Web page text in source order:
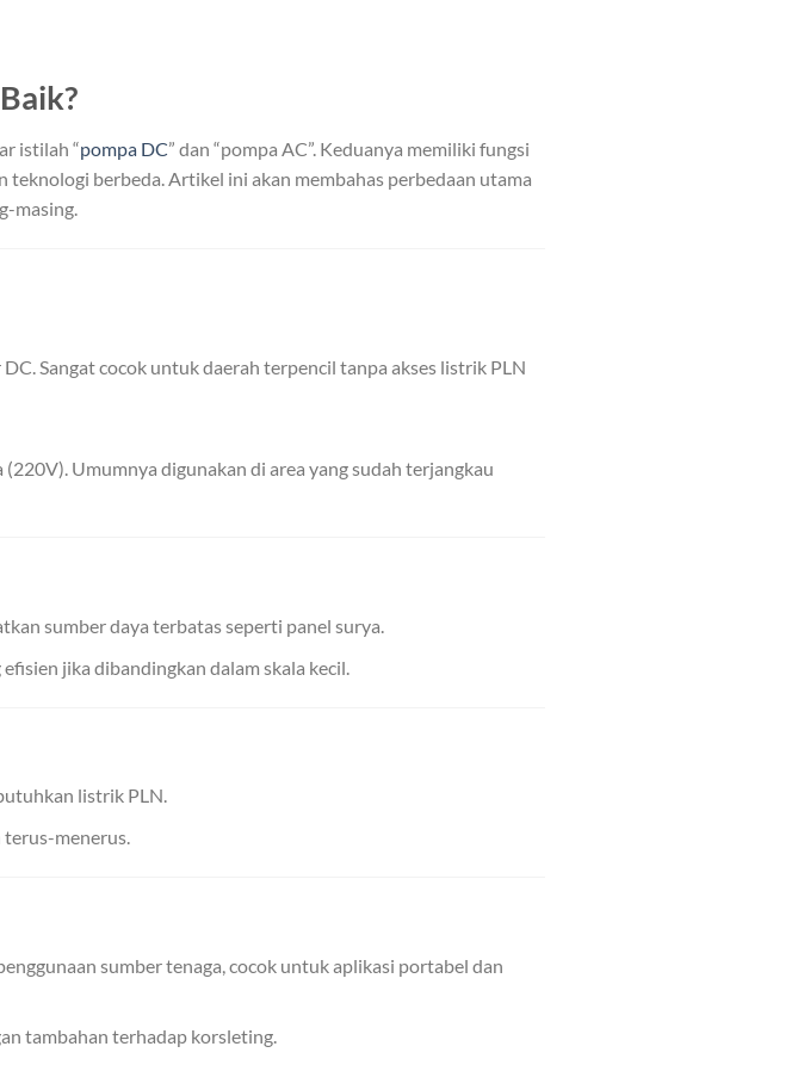
istilah “pompa DC” dan “pompa AC”. Keduanya memiliki fungsi
teknologi berbeda. Artikel ini akan membahas perbedaan utama
masing.
Sangat cocok untuk daerah terpencil tanpa akses listrik PLN
Umumnya digunakan di area yang sudah terjangkau
sumber daya terbatas seperti panel surya.
jika dibandingkan dalam skala kecil.
listrik PLN.
menerus.
sumber tenaga, cocok untuk aplikasi portabel dan
tambahan terhadap korsleting.